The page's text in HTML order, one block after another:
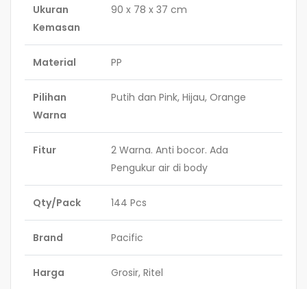
Ukuran
Kemasan
90 x 78 x 37 cm
Material PP
Pilihan
Warna
Putih dan Pink, Hijau, Orange
Fitur
2 Warna. Anti bocor. Ada
Pengukur air di body
Qty/Pack 144 Pcs
Brand Pacific
Harga Grosir, Ritel